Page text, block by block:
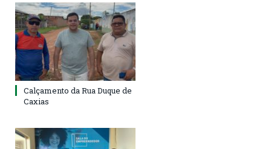
Calçamento da Rua Duque de
Caxias